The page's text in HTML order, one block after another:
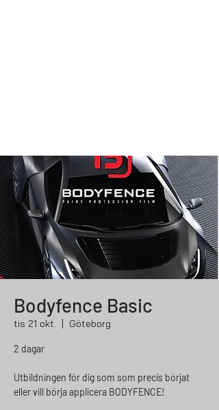
Bodyfence Basic
tis 21 okt.
  |
Göteborg
2 dagar
Utbildningen för dig som som precis börjat
eller vill börja applicera BODYFENCE!